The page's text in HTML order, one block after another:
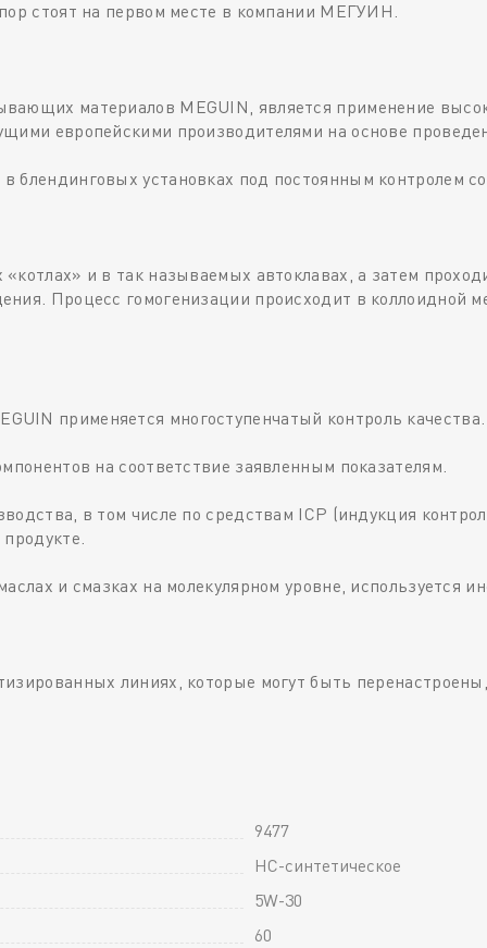
стоят на первом месте в компании МЕГУИН.
материалов MEGUIN, является применение
европейскими производителями на основе
установках под постоянным контролем
и в так называемых автоклавах, а затем
Процесс гомогенизации происходит в коллоидной
применяется многоступенчатый контроль качества.
на соответствие заявленным показателям.
в том числе по средствам ICP (индукция
и смазках на молекулярном уровне, используется
линиях, которые могут быть
9477
HC-синтетическое
5W-30
60